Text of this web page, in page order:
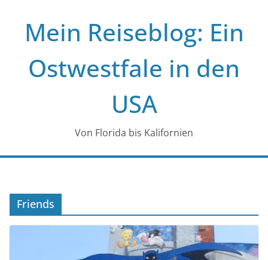
springenMein Reiseblog: Ein
Ostwestfale in den
USA
Von Florida bis Kalifornien
Friends